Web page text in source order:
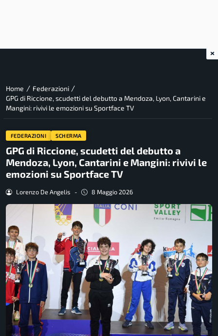
Home / Federazioni /
GPG di Riccione, scudetti del debutto a Mendoza, Lyon, Cantarini e
Mangini: rivivi le emozioni su Sportface TV
FEDERAZIONI SCHERMA
GPG di Riccione, scudetti del debutto a
Mendoza, Lyon, Cantarini e Mangini: rivivi le
emozioni su Sportface TV
Lorenzo De Angelis - 8 Maggio 2026
×